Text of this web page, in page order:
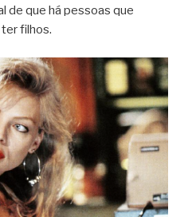
de que há pessoas que
filhos.